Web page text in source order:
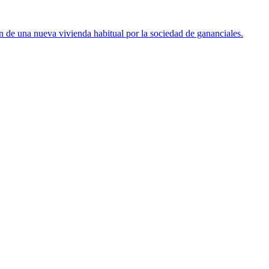
una nueva vivienda habitual por la sociedad de gananciales.